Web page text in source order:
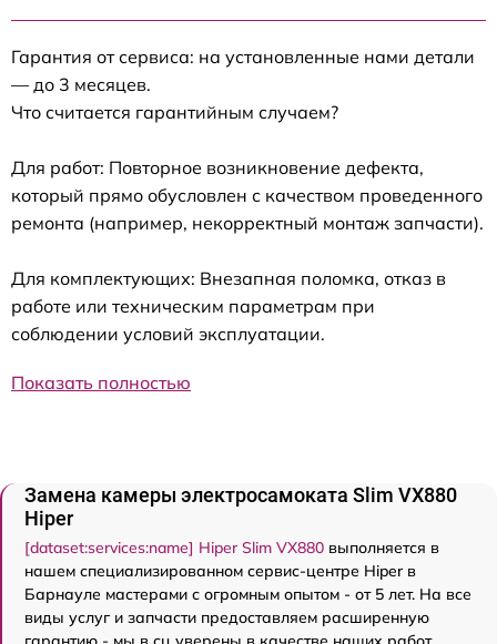
Гарантия от сервиса: на установленные нами детали
— до 3 месяцев.
Что считается гарантийным случаем?
Для работ: Повторное возникновение дефекта,
который прямо обусловлен с качеством проведенного
ремонта (например, некорректный монтаж запчасти).
Для комплектующих: Внезапная поломка, отказ в
работе или техническим параметрам при
соблюдении условий эксплуатации.
Показать полностью
Замена камеры электросамоката Slim VX880
Hiper
[dataset:services:name] Hiper Slim VX880 выполняется в
нашем специализированном сервис-центре Hiper в
Барнауле мастерами с огромным опытом - от 5 лет. На все
виды услуг и запчасти предоставляем расширенную